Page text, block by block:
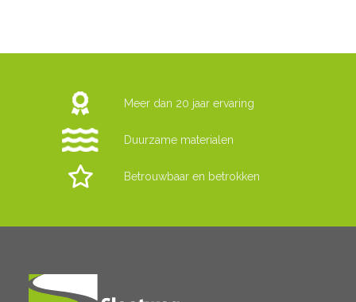
Meer dan 20 jaar ervaring
Duurzame materialen
Betrouwbaar en betrokken